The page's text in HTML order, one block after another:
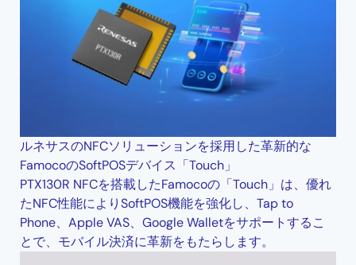
ルネサスのNFCソリューションを採用した革新的な
FamocoのSoftPOSデバイス「Touch」
PTX130R NFCを搭載したFamocoの「Touch」は、優れ
たNFC性能によりSoftPOS機能を強化し、Tap to
Phone、Apple VAS、Google Walletをサポートするこ
とで、モバイル決済に革新をもたらします。